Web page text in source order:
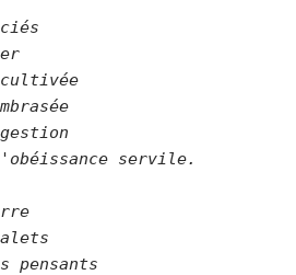
cultivée
l'obéissance servile.
galets
pensants